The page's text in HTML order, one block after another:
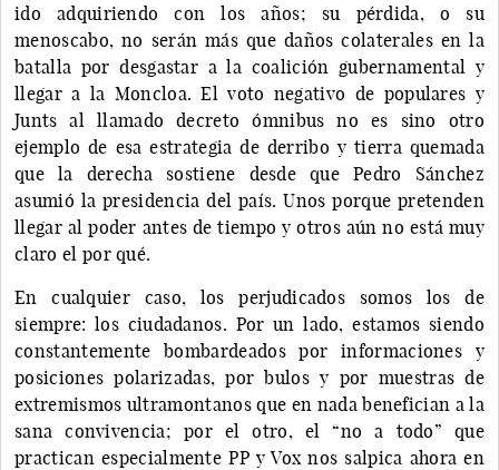
ido adquiriendo con los años; su pérdida, o su
menoscabo, no serán más que daños colaterales en la
batalla por desgastar a la coalición gubernamental y
llegar a la Moncloa. El voto negativo de populares y
Junts al llamado decreto ómnibus no es sino otro
ejemplo de esa estrategia de derribo y tierra quemada
que la derecha sostiene desde que Pedro Sánchez
asumió la presidencia del país. Unos porque pretenden
llegar al poder antes de tiempo y otros aún no está muy
claro el por qué.
En cualquier caso, los perjudicados somos los de
siempre: los ciudadanos. Por un lado, estamos siendo
constantemente bombardeados por informaciones y
posiciones polarizadas, por bulos y por muestras de
extremismos ultramontanos que en nada benefician a la
sana convivencia; por el otro, el “no a todo” que
practican especialmente PP y Vox nos salpica ahora en